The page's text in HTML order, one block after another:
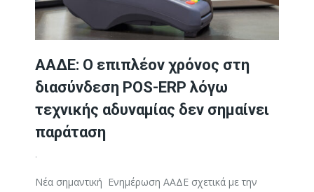
ΑΑΔΕ: Ο επιπλέον χρόνος στη
διασύνδεση POS-ERP λόγω
τεχνικής αδυναμίας δεν σημαίνει
παράταση
.
Νέα σημαντική Ενημέρωση ΑΑΔΕ σχετικά με την